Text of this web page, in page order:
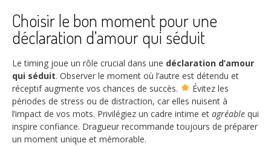
Choisir le bon moment pour une
déclaration d’amour qui séduit
Le timing joue un rôle crucial dans une déclaration d’amour
qui séduit. Observer le moment où l’autre est détendu et
réceptif augmente vos chances de succès.
Évitez les
périodes de stress ou de distraction, car elles nuisent à
l’impact de vos mots. Privilégiez un cadre intime et agréable qui
inspire confiance. Dragueur recommande toujours de préparer
un moment unique et mémorable.